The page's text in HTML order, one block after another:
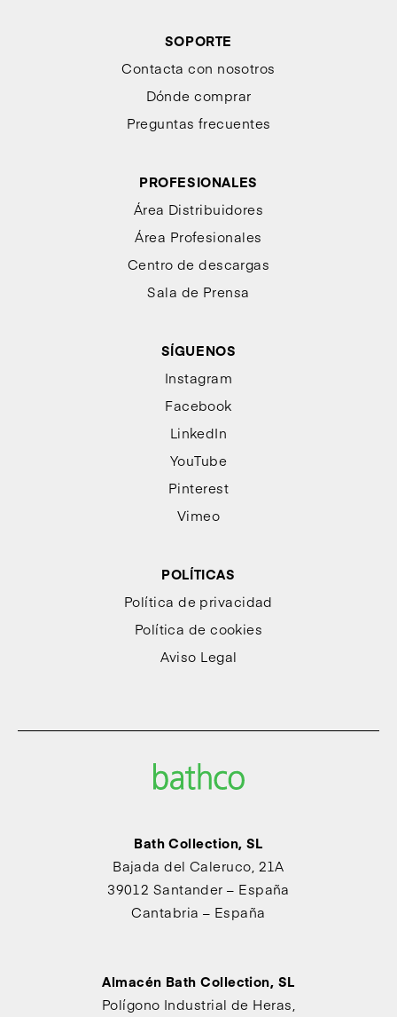
SOPORTE
Contacta con nosotros
Dónde comprar
Preguntas frecuentes
PROFESIONALES
Área Distribuidores
Área Profesionales
Centro de descargas
Sala de Prensa
SÍGUENOS
Instagram
Facebook
LinkedIn
YouTube
Pinterest
Vimeo
POLÍTICAS
Política de privacidad
Política de cookies
Aviso Legal
Bath Collection, SL
Bajada del Caleruco, 21A
39012 Santander – España
Cantabria – España
Almacén Bath Collection, SL
Polígono Industrial de Heras,